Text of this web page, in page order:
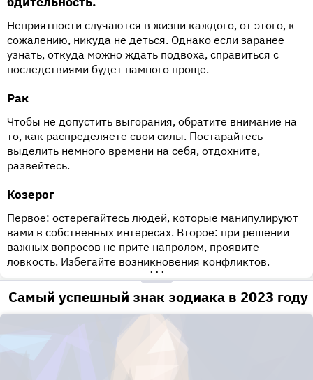
Неприятности случаются в жизни каждого, от этого, к
сожалению, никуда не деться. Однако если заранее
узнать, откуда можно ждать подвоха, справиться с
последствиями будет намного проще.
Рак
Чтобы не допустить выгорания, обратите внимание на
то, как распределяете свои силы. Постарайтесь
выделить немного времени на себя, отдохните,
развейтесь.
Козерог
Первое: остерегайтесь людей, которые манипулируют
вами в собственных интересах. Второе: при решении
важных вопросов не прите напролом, проявите
ловкость. Избегайте возникновения конфликтов.
•••
Самый успешный знак зодиака в 2023 году